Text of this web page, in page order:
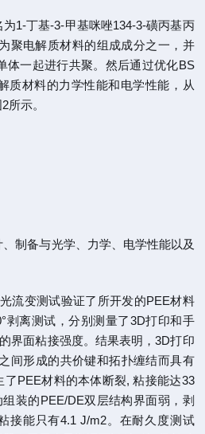
1-丁基-3-甲基咪唑134-3-磺丙基丙
聚电解质材料的组成成分之一，并
体一起进行共聚。然后通过优化BS
质材料的力学性能和电学性能，从
所示。
制备与光学、力学、电学性能以及
流变测试验证了所开发的PEE材料
剥离测试，分别测量了3D打印和手
界面粘接强度。结果表明，3D打印
间形成的共价键和拓扑缠结而具有
PEE材料的本体断裂, 粘接能达33
装的PEE/DE双层结构界面弱，剥
接能只有4.1 J/m2。在耐久度测试